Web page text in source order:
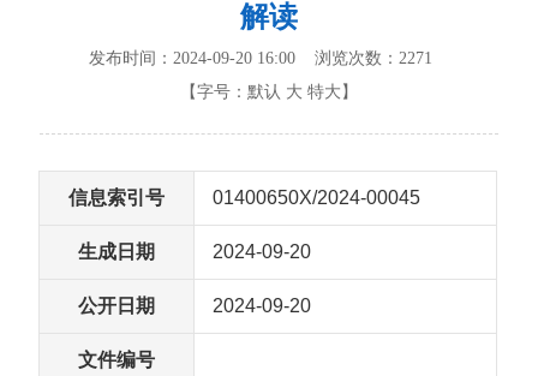
解读
发布时间：2024-09-20 16:00 浏览次数：2271
【字号： 默认 大 特大 】
信息索引号 01400650X/2024-00045
生成日期 2024-09-20
公开日期 2024-09-20
文件编号